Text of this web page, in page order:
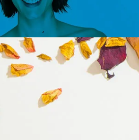
ไรให้เหมาะกับคุณ